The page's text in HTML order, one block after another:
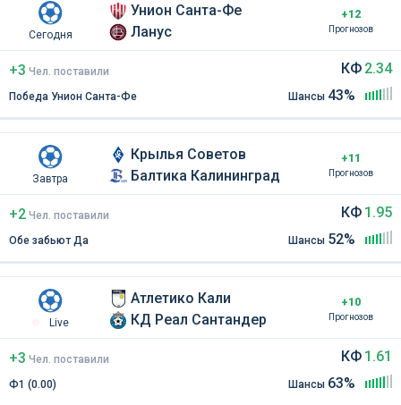
Сегодня
Унион Санта-Фе
Ланус
+12
Прогнозов
+3 Чел поставили
Победа Унион Санта-Фе
КФ 2.34
Шансы 43%
Завтра
Крылья Советов
Балтика Калининград
+11
Прогнозов
+2 Чел поставили
Обе забьют Да
КФ 1.95
Шансы 52%
Live
Атлетико Кали
КД Реал Сантандер
+10
Прогнозов
+3 Чел поставили
Ф1 (0.00)
КФ 1.61
Шансы 63%